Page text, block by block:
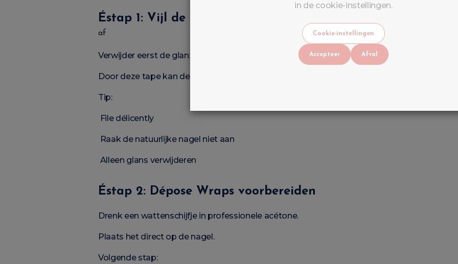
Éstap 1: Vijl de
af
Verwijder eerst de glanzende laag Top Coat.
Door deze tape kan de acupunctuur beter doordringen in het product.
Tip:
File délicently
Raak de natuurlijke nagel niet aan
Alleen glans verwijderen
Éstap 2: Dépose Wraps voorbereiden
Drenk een wattenschijfje in professionele acétone.
Plaats het direct op de nagel.
Volgende stap:
in de cookie-instellingen.
Cookie-instellingen
Accepteer Afval